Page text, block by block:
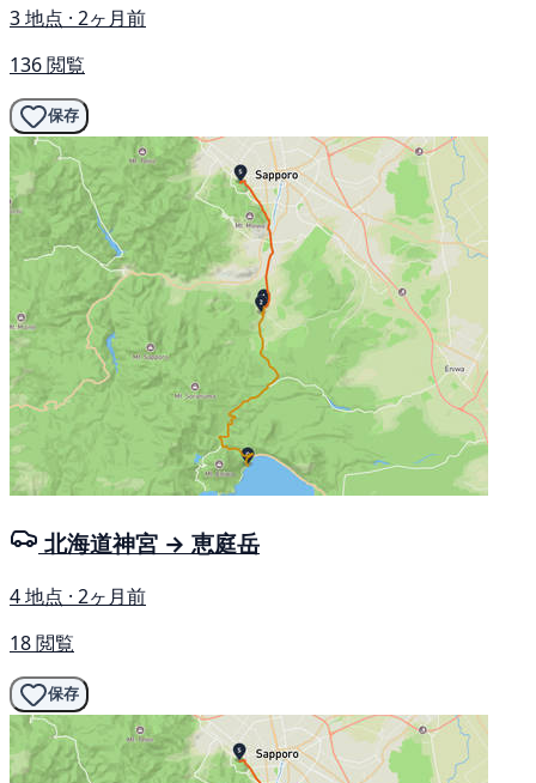
3 地点 · 2ヶ月前
136 閲覧
保存
北海道神宮 → 恵庭岳
4 地点 · 2ヶ月前
18 閲覧
保存